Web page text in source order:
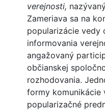
verejnosti,
Zameriava sa na
popularizácie vedy
informovania
angažovaný
občianskej
rozhodovania.
formy komunikácie
popularizačné